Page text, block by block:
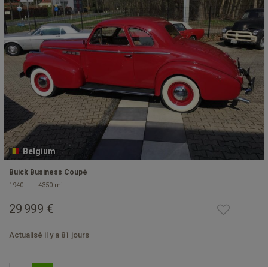
Belgium
Buick Business Coupé
1940 4350 mi
29 999 €
Actualisé il y a 81 jours